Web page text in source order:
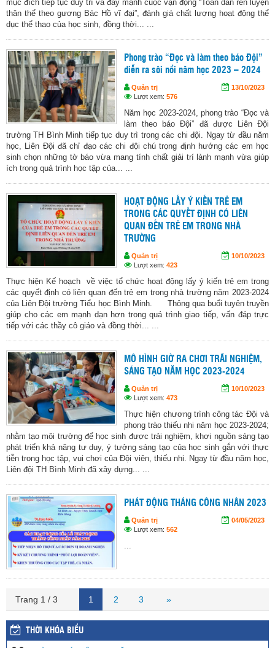
mục đích tiếp tục duy trì và đẩy mạnh cuộc vận động “Toàn dân rèn luyện
thân thể theo gương Bác Hồ vĩ đại”, đánh giá chất lượng hoạt động thể
dục thể thao của học sinh, đồng thời... ...
Phong trào “Đọc và làm theo báo Đội”
diễn ra sôi nổi năm học 2023 – 2024
Quản trị
13/10/2023
Lượt xem: 576
Năm học 2023-2024, phong trào “Đọc và
làm theo báo Đội” đã được Liên Đội
trường TH Bình Minh tiếp tục duy trì trong các chi đội. Ngay từ đầu năm
học, Liên Đội đã chỉ đạo các chi đội chú trọng định hướng các em học
sinh chọn những tờ báo vừa mang tính chất giải trí lành mạnh vừa giúp
ích trong quá trình học tập của... ...
HOẠT ĐỘNG LẤY Ý KIẾN TRẺ EM
TRONG CÁC QUYẾT ĐỊNH CÓ LIÊN
QUAN ĐẾN TRẺ EM TRONG NHÀ
TRƯỜNG
Quản trị
10/10/2023
Lượt xem: 423
Thực hiện Kế hoạch về việc tổ chức hoạt động lấy ý kiến trẻ em trong
các quyết định có liên quan đến trẻ em trong nhà trường năm 2023-2024
của Liên Đội trường Tiểu học Bình Minh. Thông qua buổi tuyên truyền
giúp cho các em mạnh dạn hơn trong quá trình giao tiếp, vấn đáp trực
tiếp với các thầy cô giáo và đồng thời... ...
MÔ HÌNH GIỜ RA CHƠI TRÃI NGHIỆM,
SÁNG TẠO NĂM HỌC 2023-2024
Quản trị
10/10/2023
Lượt xem: 473
Thực hiện chương trình công tác Đội và
phong trào thiếu nhi năm học 2023-2024;
nhằm tạo môi trường để học sinh được trải nghiệm, khơi nguồn sáng tạo
phát triển khả năng tư duy, ý tưởng sáng tạo của học sinh gắn với thực
tiễn trong học tập, vui chơi của Đội viên, thiếu nhi. Ngay từ đầu năm học,
Liên đội TH Bình Minh đã xây dựng... ...
PHÁT ĐỘNG THÁNG CÔNG NHÂN 2023
Quản trị
04/05/2023
Lượt xem: 562
...
Trang 1 / 3 1 2 3 »
THỜI KHÓA BIỂU